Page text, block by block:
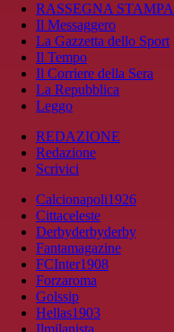
RASSEGNA STAMPA
Il Messaggero
La Gazzetta dello Sport
Il Tempo
Il Corriere della Sera
La Repubblica
Leggo
REDAZIONE
Redazione
Scrivici
Calcionapoli1926
Cittaceleste
Derbyderbyderby
Fantamagazine
FCInter1908
Forzaroma
Golssip
Hellas1903